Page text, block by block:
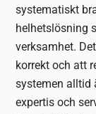
systematiskt
helhetslösning
verksamhet.
korrekt och att
systemen alltid
expertis och